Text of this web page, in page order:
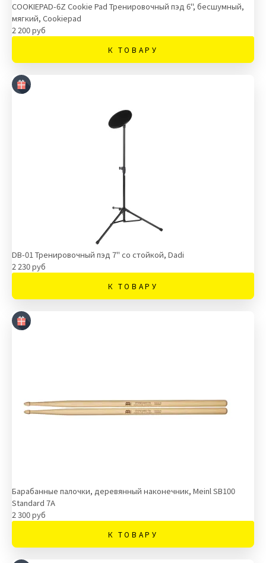
COOKIEPAD-6Z Cookie Pad Тренировочный пэд 6", бесшумный,
мягкий, Cookiepad
2 200 руб
К ТОВАРУ
DB-01 Тренировочный пэд 7" со стойкой, Dadi
2 230 руб
К ТОВАРУ
Барабанные палочки, деревянный наконечник, Meinl SB100
Standard 7A
2 300 руб
К ТОВАРУ